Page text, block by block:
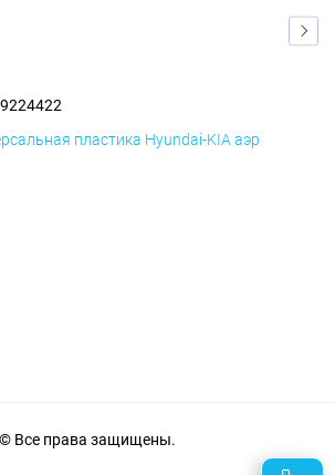
пластика Hyundai-KIA аэр
© Все права защищены.